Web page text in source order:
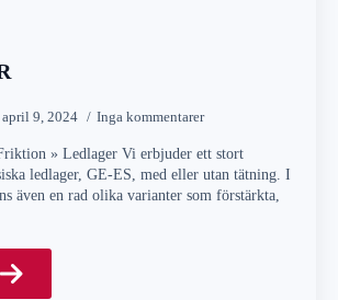
april 9, 2024 Inga kommentarer
» Ledlager Vi erbjuder ett stort
ledlager, GE-ES, med eller utan tätning. I
även en rad olika varianter som förstärkta,